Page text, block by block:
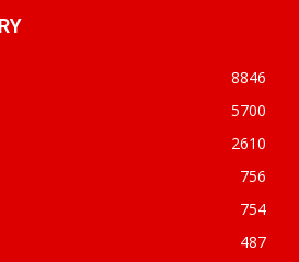
8846
5700
2610
756
754
487